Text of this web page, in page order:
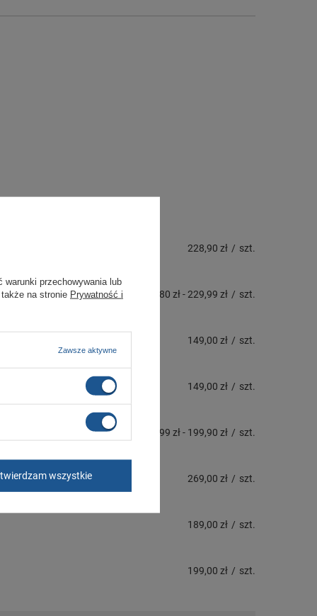
228,90 zł / szt.
196,80 zł-229,99 zł / szt.
149,00 zł / szt.
149,00 zł / szt.
195,99 zł- 199,90 zł / szt.
269,00 zł / szt.
189,00 zł / szt.
199,00 zł / szt.
warunki przechowywania lub
na stronie Prywatność i
Zawsze aktywne
wszystkie